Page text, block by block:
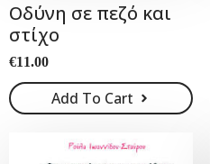
Οδύνη σε πεζό και
στίχο
€11.00
Add To Cart